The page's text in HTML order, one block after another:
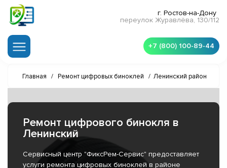
г. Ростов-на-Дону
переулок Журавлёва, 130/112
+7 (800) 100-89-44
Главная / Ремонт цифровых биноклей / Ленинский район
Ремонт цифрового бинокля в
Ленинский
Сервисный центр "ФиксРем-Сервис" предоставляет
услуги ремонта цифровых биноклей в районе